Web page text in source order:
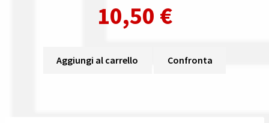
10,50 €
Aggiungi al carrello Confronta